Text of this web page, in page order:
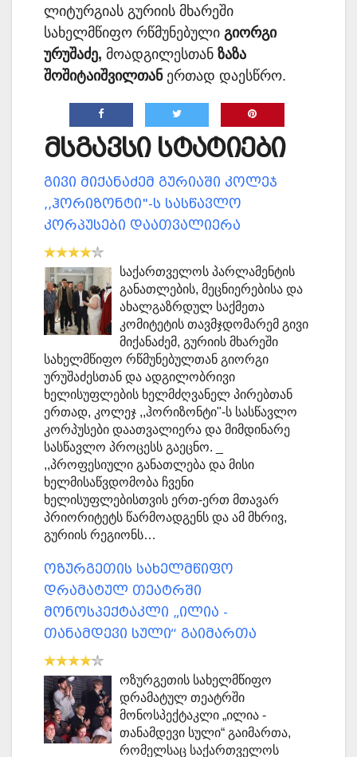
ლიტურგიას გურიის მხარეში
სახელმწიფო რწმუნებული გიორგი
ურუშაძე, მოადგილესთან ზაზა
შოშიტაიშვილთანერთად დაესწრო.
მსგავსი სტატიები
გივი მიქანაძემ გურიაში კოლეჯ
,,ჰორიზონტი"-ს სასწავლო
კორპუსები დაათვალიერა
საქართველოს პარლამენტის
განათლების, მეცნიერებისა და
ახალგაზრდულ საქმეთა
კომიტეტის თავმჯდომარემ გივი
მიქანაძემ, გურიის მხარეში
სახელმწიფო რწმუნებულთან გიორგი
ურუშაძესთან და ადგილობრივი
ხელისუფლების ხელმძღვანელ პირებთან
ერთად, კოლეჯ ,,ჰორიზონტი"-ს სასწავლო
კორპუსები დაათვალიერა და მიმდინარე
სასწავლო პროცესს გაეცნო. _
,,პროფესიული განათლება და მისი
ხელმისაწვდომობა ჩვენი
ხელისუფლებისთვის ერთ-ერთ მთავარ
პრიორიტეტს წარმოადგენს და ამ მხრივ,
გურიის რეგიონს…
ოზურგეთის სახელმწიფო
დრამატულ თეატრში
მონოსპექტაკლი „ილია -
თანამდევი სული“ გაიმართა
ოზურგეთის სახელმწიფო
დრამატულ თეატრში
მონოსპექტაკლი „ილია -
თანამდევი სული“ გაიმართა,
რომელსაც საქართველოს